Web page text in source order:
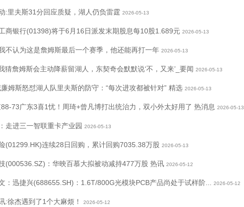
:里夫斯31分回应质疑，湖人仍负雷霆 2026-05-13
商银行(01398)将于6月16日派发末期股息每10股1.689元 2026-05-13
不认为这是詹姆斯最后一个赛季，他还能再打一年 2026-05-13
猜詹姆斯会主动降薪留湖人，东契奇会默默说‘不，又来’_要闻 2026-05-13
廉姆斯怒怼湖人队里夫斯的防守：“每次进攻都被针对” 精选 2026-05-13
73广东3喜1忧！周琦+曾凡博打出统治力，双小外太好用了 热消息 2026-05-13
走进三一智联重卡产业园 2026-05-13
(01299.HK)连续28日回购，累计回购7035.38万股 2026-05-13
(000536.SZ)：华映百慕大拟被动减持477万股 热讯 2026-05-12
：迅捷兴(688655.SH)：1.6T/800G光模块PCB产品尚处于试样阶... 2026-05-12
:徐杰遇到了1个大麻烦！ 2026-05-12